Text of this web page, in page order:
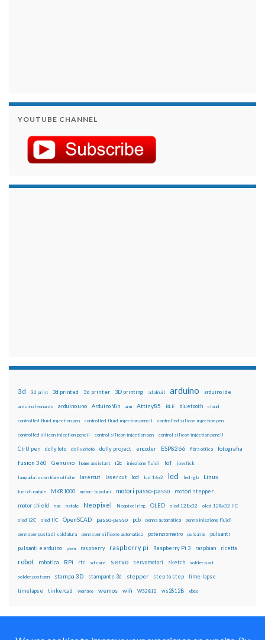
YOUTUBE CHANNEL
3d 3d print 3d printed 3d printer 3D printing adafruit arduino arduino ide
arduino leonardo arduino uno Arduino Yún arm Attiny85 BLE bluetooth cloud
controlled fluid injection pen controlled fluid injection pencil controlled silicon injection pen
controlled silicon injection pencil control silicon injection pen control silicon injection pencil
CtrlJ pen dolly foto dolly photo dolly project encoder ESP8266 fibra ottica fotografia
fusion 360 Genuino home assistant i2c iniezione fluidi IoT joystick
lampadario con fibre ottiche lasercut laser cut lcd lcd 16x2 led led rgb Linux
luci di natale MKR1000 motori bipolari motori passo-passo motori stepper
motor shield nas natale Neopixel Neopixel ring OLED oled 128x32 oled 128x32 IIC
oled i2C oled IIC OpenSCAD passo-passo pcb penna automatica penna iniezione fluidi
penna per pasta di saldatura penna per silicone automatica potenziometro pulsante pulsanti
pulsanti e arduino pwm raspberry raspberry pi Raspberry Pi 3 raspbian ricetta
robot robotica RPi rtc sd card servo servomotori sketch solder past
solder past pen stampa 3D stampante 3d stepper step to step time-lapse
timelapse tinkercad wemake wemos wifi WS2812 ws2812B xbee